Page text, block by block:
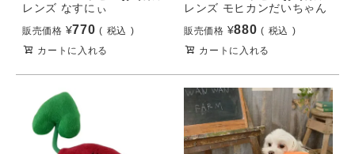
レンズ なすにぃ
販売価格 ¥770
税込
カートに入れる
レンズ モヒカンだいちゃん
販売価格 ¥880
税込
カートに入れる